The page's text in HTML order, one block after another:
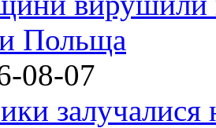
Польща
08-07